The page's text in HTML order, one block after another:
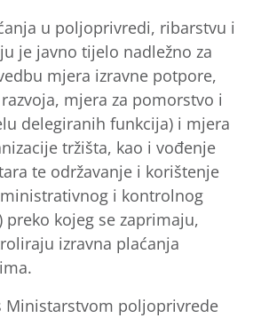
u poljoprivredi, ribarstvu i
je javno tijelo nadležno za
mjera izravne potpore,
mjera za pomorstvo i
delegiranih funkcija) i mjera
tržišta, kao i vođenje
te održavanje i korištenje
i kontrolnog
preko kojeg se zaprimaju,
izravna plaćanja
Ministarstvom poljoprivrede